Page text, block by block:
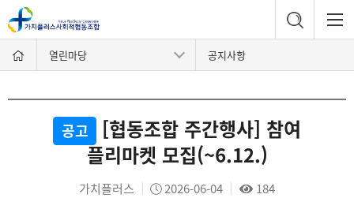
열린마당 공지사항
공고
[협동조합 주간행사] 참여
플리마켓 모집(~6.12.)
가치플러스 2026-06-04 184